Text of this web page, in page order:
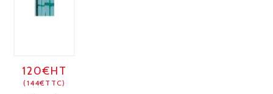
120€HT
(144€TTC)